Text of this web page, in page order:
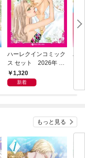
ハーレクインコミック
ス セット 2026年 vo
l.1005
1,320
新着
ハ
もっと見る